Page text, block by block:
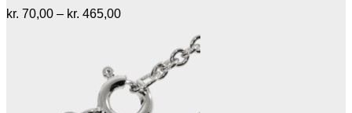
kr. 70,00 – kr. 465,00Prisinterval:
kr. 465,00